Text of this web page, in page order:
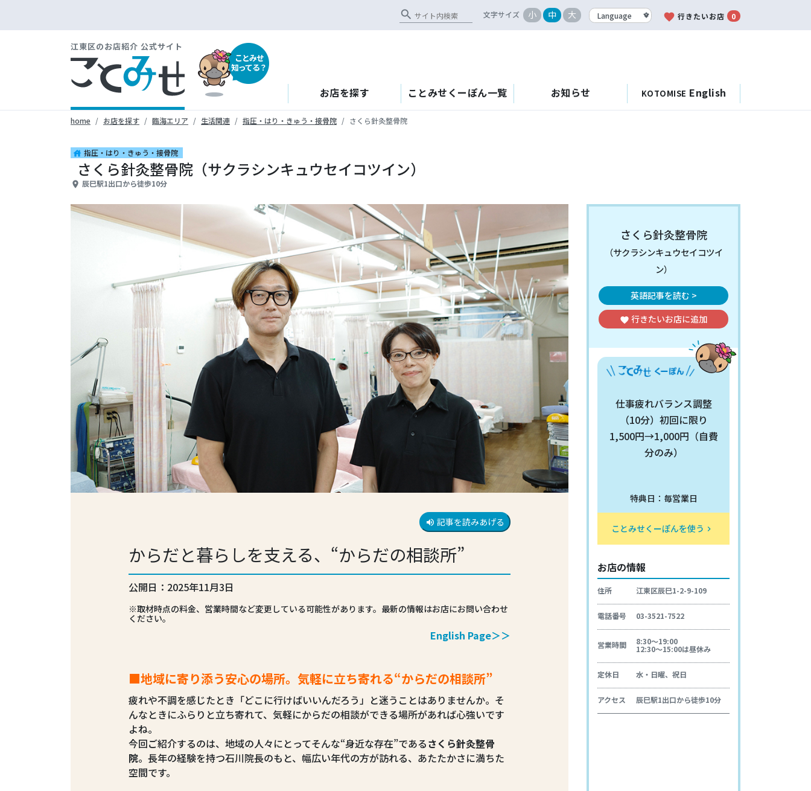
search 文字サイズ 小 中 大 favorite 行きたいお店 0
江東区のお店紹介 公式サイト
ことみせ
知ってる？
お店を探す ことみせくーぽん一覧 お知らせ KOTOMISE English
home お店を探す 臨海エリア 生活関連 指圧・はり・きゅう・接骨院 さくら針灸整骨院
house 指圧・はり・きゅう・接骨院
さくら針灸整骨院（サクラシンキュウセイコツイン）
place 辰巳駅1出口から徒歩10分
volume_up 記事を読みあげる
からだと暮らしを支える、“からだの相談所”
公開日：2025年11月3日
※取材時点の料金、営業時間など変更している可能性があります。最新の情報はお店にお問い合わせ
ください。
English Page＞＞
■地域に寄り添う安心の場所。気軽に立ち寄れる“からだの相談所”
疲れや不調を感じたとき「どこに行けばいいんだろう」と迷うことはありませんか。そ
んなときにふらりと立ち寄れて、気軽にからだの相談ができる場所があれば心強いです
よね。
今回ご紹介するのは、地域の人々にとってそんな“身近な存在”であるさくら針灸整骨
院。長年の経験を持つ石川院長のもと、幅広い年代の方が訪れる、あたたかさに満ちた
空間です。
さくら針灸整骨院
（サクラシンキュウセイコツイ
ン）
英語記事を読む >
favorite 行きたいお店に追加
仕事疲れバランス調整
（10分）初回に限り
1,500円→1,000円（自費
分のみ）
特典日：毎営業日
ことみせくーぽんを使う keyboard_arrow_right
お店の情報
住所 江東区辰巳1-2-9-109
電話番号 03-3521-7522
営業時間 8:30～19:00
12:30～15:00は昼休み
定休日 水・日曜、祝日
アクセス 辰巳駅1出口から徒歩10分